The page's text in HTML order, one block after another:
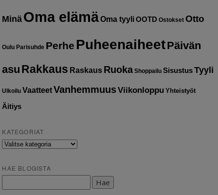
Minä Oma elämäOma tyyli OOTD Ostokset Otto
Oulu Parisuhde Perhe PuheenaiheetPäivän
asu Rakkaus Raskaus Ruoka Shoppailu Sisustus Tyyli
Ulkoilu VaatteetVanhemmuusViikonloppu Yhteistyöt
Äitiys
KATEGORIAT
Kategoriat
HAE BLOGISTA